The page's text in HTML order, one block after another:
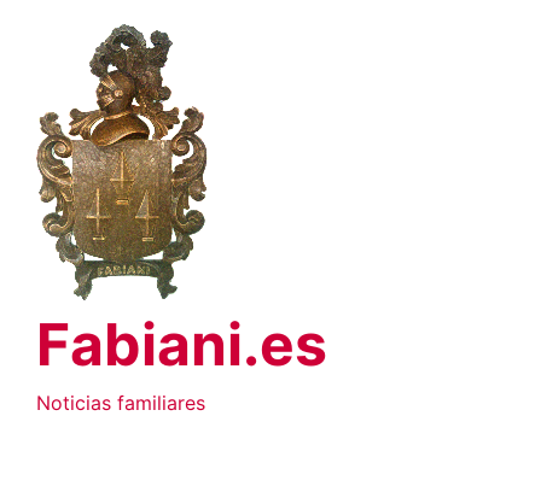
contenido
Fabiani.es
Noticias familiares